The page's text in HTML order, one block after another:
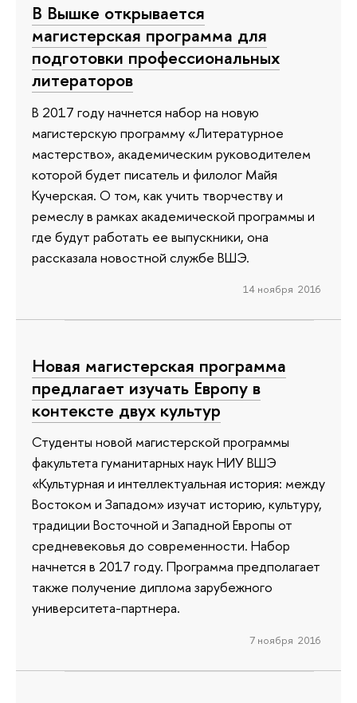
В Вышке открывается
магистерская программа для
подготовки профессиональных
литераторов
В 2017 году начнется набор на новую
магистерскую программу «Литературное
мастерство», академическим руководителем
которой будет писатель и филолог Майя
Кучерская. О том, как учить творчеству и
ремеслу в рамках академической программы и
где будут работать ее выпускники, она
рассказала новостной службе ВШЭ.
14 ноября 2016
Новая магистерская программа
предлагает изучать Европу в
контексте двух культур
Студенты новой магистерской программы
факультета гуманитарных наук НИУ ВШЭ
«Культурная и интеллектуальная история: между
Востоком и Западом» изучат историю, культуру,
традиции Восточной и Западной Европы от
средневековья до современности. Набор
начнется в 2017 году. Программа предполагает
также получение диплома зарубежного
университета-партнера.
7 ноября 2016